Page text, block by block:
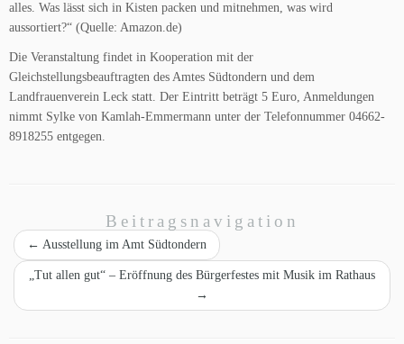
alles. Was lässt sich in Kisten packen und mitnehmen, was wird
aussortiert?“ (Quelle: Amazon.de)
Die Veranstaltung findet in Kooperation mit der
Gleichstellungsbeauftragten des Amtes Südtondern und dem
Landfrauenverein Leck statt. Der Eintritt beträgt 5 Euro, Anmeldungen
nimmt Sylke von Kamlah-Emmermann unter der Telefonnummer 04662-
8918255 entgegen.
Beitragsnavigation
← Ausstellung im Amt Südtondern
„Tut allen gut“ – Eröffnung des Bürgerfestes mit Musik im Rathaus
→